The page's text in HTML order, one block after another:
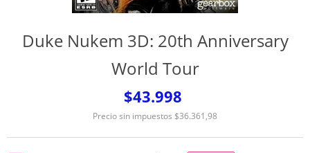
Duke Nukem 3D: 20th Anniversary
World Tour
$43.998
Precio sin impuestos $36.361,98